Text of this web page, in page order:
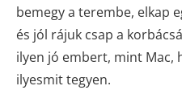
bemegy a terembe, elkap
és jól rájuk csap a
ilyen jó embert, mint Mac,
ilyesmit tegyen.